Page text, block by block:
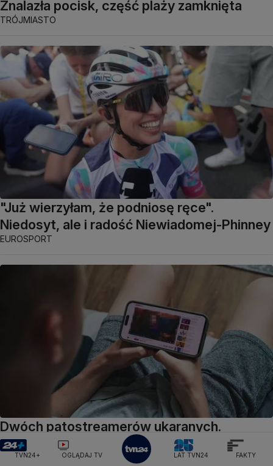
Znalazła pocisk, część plaży zamknięta
TRÓJMIASTO
"Już wierzyłam, że podniosę ręce".
Niedosyt, ale i radość Niewiadomej-Phinney
EUROSPORT
Dwóch patostreamerów ukaranych.
Prokuratura o "systemie znęcania się"
ŚWIATTVN24+ OGLĄDAJ TV LAT TVN24 FAKTY